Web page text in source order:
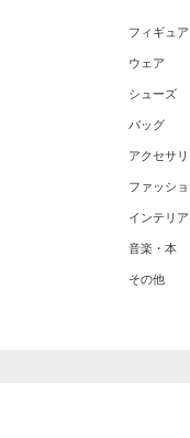
フィギュ
ウェア
シューズ
バッグ
アクセサ
ファッシ
インテリア
音楽・本
その他